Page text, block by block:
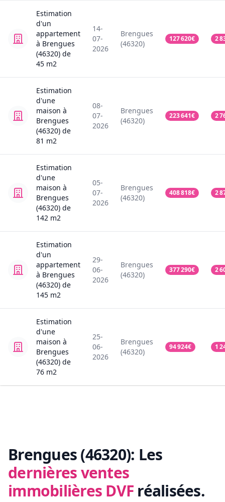
Estimation
d'un
appartement
à Brengues
(46320) de
45 m2
14-
07-
2026
Brengues
(46320)
127 620€ 2
Estimation
d'une
maison à
Brengues
(46320) de
81 m2
08-
07-
2026
Brengues
(46320)
223 641€ 2
Estimation
d'une
maison à
Brengues
(46320) de
142 m2
05-
07-
2026
Brengues
(46320)
408 818€ 2
Estimation
d'un
appartement
à Brengues
(46320) de
145 m2
29-
06-
2026
Brengues
(46320)
377 290€ 2
Estimation
d'une
maison à
Brengues
(46320) de
76 m2
25-
06-
2026
Brengues
(46320)
94 924€ 1
Brengues (46320): Les
dernières ventes
immobilières DVF réalisées.